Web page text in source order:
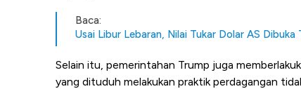
Baca:
Usai Libur Lebaran, Nilai Tukar Dolar AS Dibuka
Selain itu, pemerintahan Trump juga
yang dituduh melakukan praktik perdagangan